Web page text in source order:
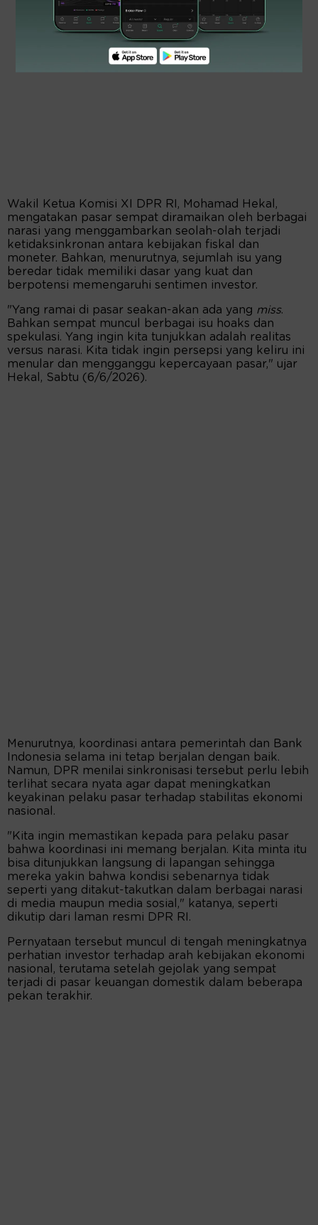
Wakil Ketua Komisi XI DPR RI, Mohamad Hekal,
mengatakan pasar sempat diramaikan oleh berbagai
narasi yang menggambarkan seolah-olah terjadi
ketidaksinkronan antara kebijakan fiskal dan
moneter. Bahkan, menurutnya, sejumlah isu yang
beredar tidak memiliki dasar yang kuat dan
berpotensi memengaruhi sentimen investor.
"Yang ramai di pasar seakan-akan ada yang miss.
Bahkan sempat muncul berbagai isu hoaks dan
spekulasi. Yang ingin kita tunjukkan adalah realitas
versus narasi. Kita tidak ingin persepsi yang keliru ini
menular dan mengganggu kepercayaan pasar," ujar
Hekal, Sabtu (6/6/2026).
Menurutnya, koordinasi antara pemerintah dan Bank
Indonesia selama ini tetap berjalan dengan baik.
Namun, DPR menilai sinkronisasi tersebut perlu lebih
terlihat secara nyata agar dapat meningkatkan
keyakinan pelaku pasar terhadap stabilitas ekonomi
nasional.
"Kita ingin memastikan kepada para pelaku pasar
bahwa koordinasi ini memang berjalan. Kita minta itu
bisa ditunjukkan langsung di lapangan sehingga
mereka yakin bahwa kondisi sebenarnya tidak
seperti yang ditakut-takutkan dalam berbagai narasi
di media maupun media sosial," katanya, seperti
dikutip dari laman resmi DPR RI.
Pernyataan tersebut muncul di tengah meningkatnya
perhatian investor terhadap arah kebijakan ekonomi
nasional, terutama setelah gejolak yang sempat
terjadi di pasar keuangan domestik dalam beberapa
pekan terakhir.